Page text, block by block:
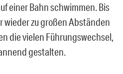
einer Bahn schwimmen. Bis
wieder zu großen Abständen
die vielen Führungswechsel,
gestalten.